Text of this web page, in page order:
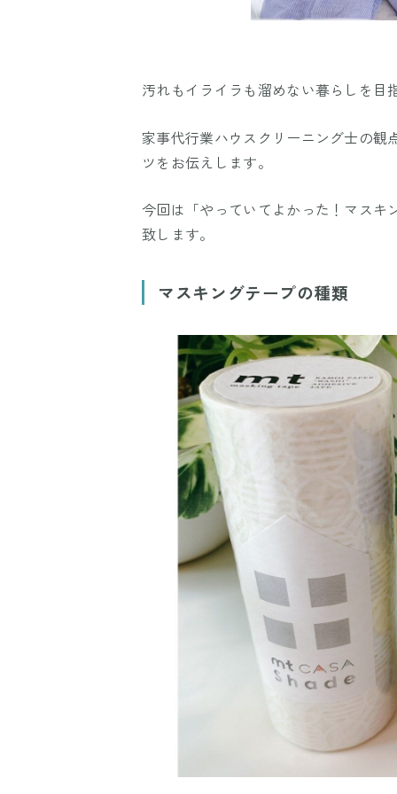
汚れもイライラも溜めない暮らしを目
家事代行業ハウスクリーニング士の
ツをお伝えします。
今回は「やっていてよかった！マス
致します。
マスキングテープの種類